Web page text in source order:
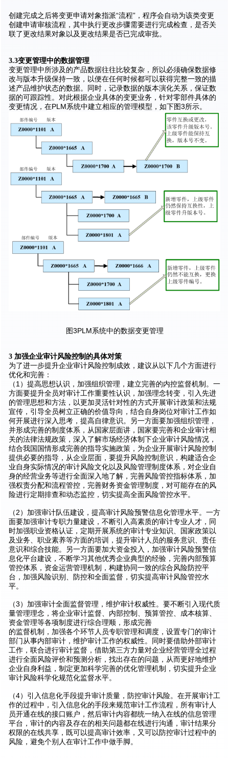
创建完成之后将变更申请对象指派“流程”，程序会自动为该类变更
创建申请审核流程，其中执行更改步骤需要进行完成检查，是否关
联了更改结果对象以及更改结果是否已完成审批。
3.3变更管理中的数据管理
变更管理中所涉及的产品数据往往比较复杂，所以必须确保数据修
改与版本升级保持一致，以便在任何时候都可以获得完整一致的描
述产品维护状态的数据。同时，记录数据的版本演化关系，保证数
据的可跟踪性。对此根据企业具体的变更业务，针对零部件具体的
变更情况，在PLM系统中建立相应的管理模型，如下图3所示。
图3PLM系统中的数据变更管理
3 加强企业审计风险控制的具体对策
为了进一步提升企业审计风险控制成效，建议从以下几个方面进行
优化和完善：
（1）提高思想认识，加强组织管理，建立完善的内控监督机制。一
方面要提升全员对审计工作重要性认识，加强理念转变，引入先进
的管理思想和方法，以更加灵活针对性的方式开展审计政策和法规
宣传，引导全员树立正确的价值导向，结合自身岗位对审计工作如
何开展进行深入思考，提高自律意识。另一方面要加强组织管理，
并形成完善的制度体系，从国家层面讲，国家要完善和企业审计相
关的法律法规政策，深入了解市场经济体制下企业审计风险情况，
结合我国国情形成完善的指导实施政策，为企业开展审计风险控制
提供必要的指导，从企业层面，要提升风险控制意识，构建适合企
业自身实际情况的审计风险文化以及风险管理制度体系，对企业自
身的经营业务等进行全面深入地了解，完善风险管控指标体系，加
强权责分配和流程管控，完善财务资金管理制度，对可能存在的风
险进行定期排查和动态监控，切实提高全面风险管控水平。
（2）加强审计队伍建设，提高审计风险预警信息化管理水平。一方
面要加强审计专职力量建设，不断引入高素质的审计专业人才，同
时加强职业资格认证，定期开展系统的审计专业知识、国家政策以
及业务、职业素养等方面的培训，提升审计人员的服务意识、责任
意识和综合技能。另一方面要加大资金投入，加强审计风险预警信
息化平台建设，不断学习其他优秀企业典型的经验，完善内部预算
管控体系，资金运营管理机制，构建协同一致的综合风险防控平
台，加强风险识别、防控和全面监督，切实提高审计风险管控水
平。
（3）加强审计全面监督管理，维护审计权威性。要不断引入现代质
量管理理念，将企业审计监督、内部控制、预算管控、成本核算、
资金管理等各项制度进行综合理顺，形成完善
的监督机制，加强各个环节人员专职管理和调度，设置专门的审计
部门从事内部审计，维护审计工作的权威性。同时要借助外部审计
工作，联合进行审计监督，借助第三方力量对企业经营管理全过程
进行全面风险评价和预测分析，找出存在的问题，从而更好地维护
企业自身利益，制定更加科学完善的优化管理机制，切实提升企业
审计风险科学化规范化监督水平。
（4）引入信息化手段提升审计质量，防控审计风险。在开展审计工
作的过程中，引入信息化的手段来规范审计工作流程，所有审计人
员开通在线的接口账户，然后审计内容都统一纳入在线的信息管理
平台，审计的内容及存在的相关问题都在线进行沟通，审计结果分
权限的在线共享，既可以提高审计效率，又可以防控审计过程中的
风险，避免个别人在审计工作中做手脚。